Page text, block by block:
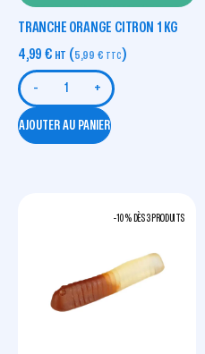
TRANCHE ORANGE CITRON 1 KG
4,99 € HT (5,99 € TTC)
- +
AJOUTER AU PANIER
-10 % DÈS 3 PRODUITS